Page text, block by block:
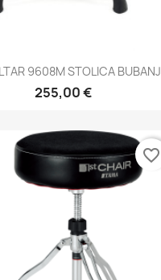
9608M STOLICA BUBANJ
255,00 €
favorite_border